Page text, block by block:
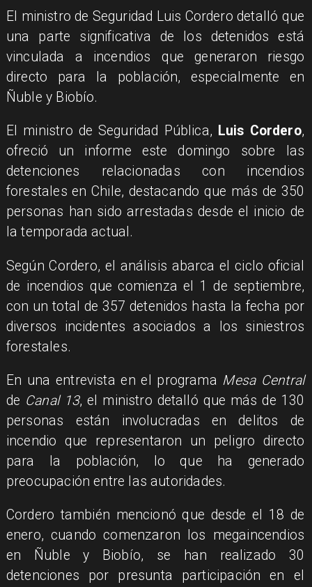
El ministro de Seguridad Luis Cordero detalló que
una parte significativa de los detenidos está
vinculada a incendios que generaron riesgo
directo para la población, especialmente en
Ñuble y Biobío.
El ministro de Seguridad Pública, Luis Cordero,
ofreció un informe este domingo sobre las
detenciones relacionadas con incendios
forestales en Chile, destacando que más de 350
personas han sido arrestadas desde el inicio de
la temporada actual.
Según Cordero, el análisis abarca el ciclo oficial
de incendios que comienza el 1 de septiembre,
con un total de 357 detenidos hasta la fecha por
diversos incidentes asociados a los siniestros
forestales.
En una entrevista en el programa Mesa Central
de Canal 13, el ministro detalló que más de 130
personas están involucradas en delitos de
incendio que representaron un peligro directo
para la población, lo que ha generado
preocupación entre las autoridades.
Cordero también mencionó que desde el 18 de
enero, cuando comenzaron los megaincendios
en Ñuble y Biobío, se han realizado 30
detenciones por presunta participación en el